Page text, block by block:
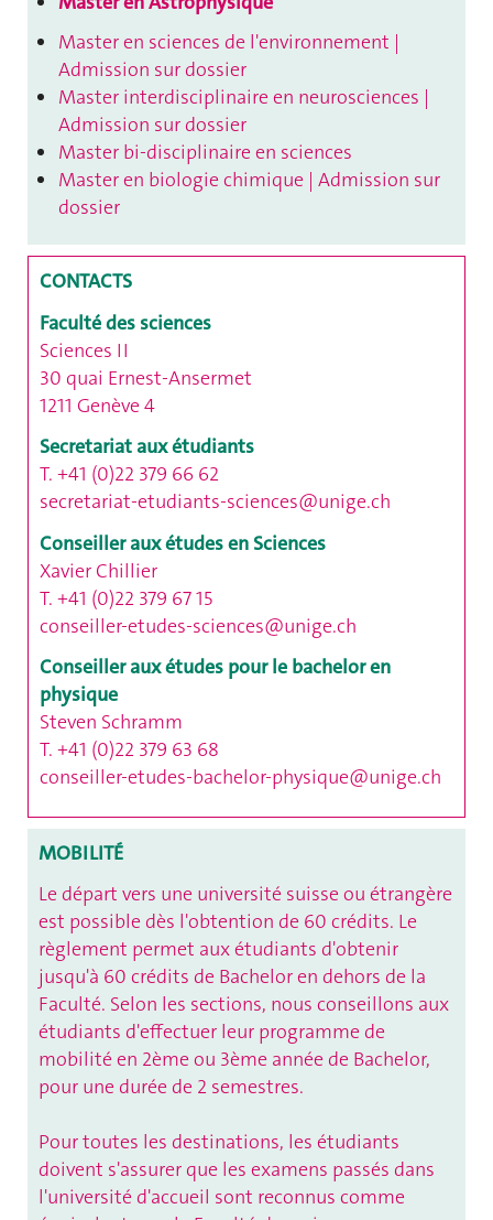
Master en sciences de l'environnement |
Admission sur dossier
Master interdisciplinaire en neurosciences |
Admission sur dossier
Master bi-disciplinaire en sciences
Master en biologie chimique | Admission sur
dossier
CONTACTS
Faculté des sciences
Sciences II
30 quai Ernest-Ansermet
1211 Genève 4
Secretariat aux étudiants
T. +41 (0)22 379 66 62
secretariat-etudiants-sciences@unige.ch
Conseiller aux études en Sciences
Xavier Chillier
T. +41 (0)22 379 67 15
conseiller-etudes-sciences@unige.ch
Conseiller aux études pour le bachelor en
physique
Steven Schramm
T. +41 (0)22 379 63 68
conseiller-etudes-bachelor-physique@unige.ch
MOBILITÉ
Le départ vers une université suisse ou étrangère
est possible dès l'obtention de 60 crédits. Le
règlement permet aux étudiants d'obtenir
jusqu'à 60 crédits de Bachelor en dehors de la
Faculté. Selon les sections, nous conseillons aux
étudiants d'effectuer leur programme de
mobilité en 2ème ou 3ème année de Bachelor,
pour une durée de 2 semestres.
Pour toutes les destinations, les étudiants
doivent s'assurer que les examens passés dans
l'université d'accueil sont reconnus comme